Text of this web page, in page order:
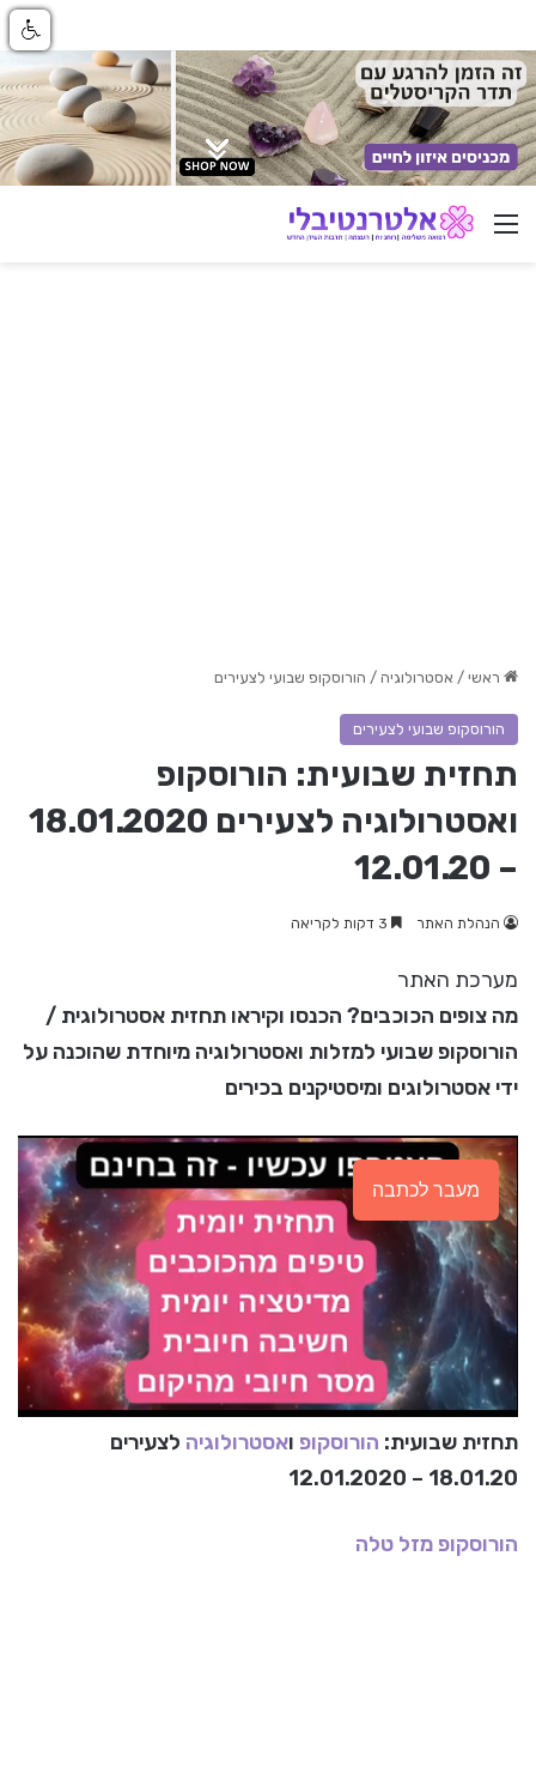
ניווט באתר
ראשי / אסטרולוגיה / הורוסקופ שבועי לצעירים
הורוסקופ שבועי לצעירים
תחזית שבועית: הורוסקופ
ואסטרולוגיה לצעירים 18.01.2020
– 12.01.20
הנהלת האתר
מערכת האתר
מה צופים הכוכבים? הכנסו וקיראו תחזית אסטרולוגית /
הורוסקופ שבועי למזלות ואסטרולוגיה מיוחדת שהוכנה על
ידי אסטרולוגים ומיסטיקנים בכירים
מעבר לכתבה
תחזית שבועית: הורוסקופ ואסטרולוגיה לצעירים
18.01.20 – 12.01.2020
הורוסקופ מזל טלה